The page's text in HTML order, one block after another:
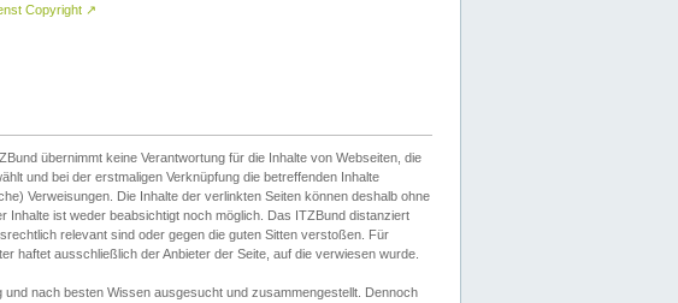
Copyright ↗
übernimmt keine Verantwortung für die Inhalte von Webseiten, die
und bei der erstmaligen Verknüpfung die betreffenden Inhalte
Verweisungen. Die Inhalte der verlinkten Seiten können deshalb ohne
ist weder beabsichtigt noch möglich. Das ITZBund distanziert
relevant sind oder gegen die guten Sitten verstoßen. Für
haftet ausschließlich der Anbieter der Seite, auf die verwiesen wurde.
nach besten Wissen ausgesucht und zusammengestellt. Dennoch